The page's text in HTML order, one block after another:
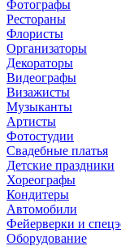
Фотографы
Рестораны
Флористы
Организаторы
Декораторы
Видеографы
Визажисты
Музыканты
Артисты
Фотостудии
Свадебные платья
Детские праздники
Хореографы
Кондитеры
Автомобили
Фейерверки и
Оборудование